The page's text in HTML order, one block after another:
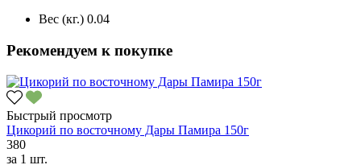
Вес (кг.) 0.04
Рекомендуем к покупке
Быстрый просмотр
Цикорий по восточному Дары Памира 150г
380
за 1 шт.